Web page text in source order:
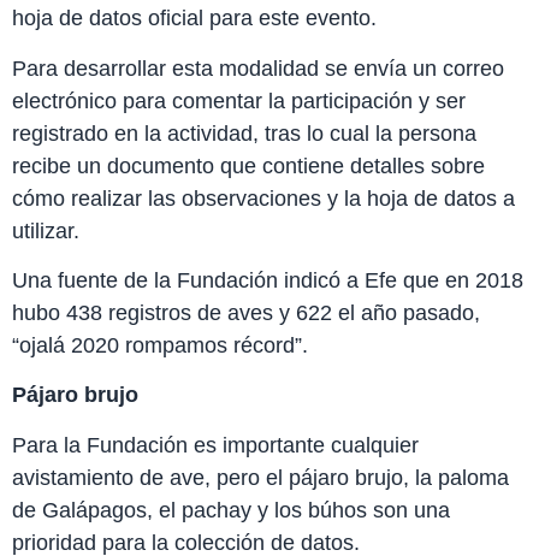
hoja de datos oficial para este evento.
Para desarrollar esta modalidad se envía un correo
electrónico para comentar la participación y ser
registrado en la actividad, tras lo cual la persona
recibe un documento que contiene detalles sobre
cómo realizar las observaciones y la hoja de datos a
utilizar.
Una fuente de la Fundación indicó a Efe que en 2018
hubo 438 registros de aves y 622 el año pasado,
“ojalá 2020 rompamos récord”.
Pájaro brujo
Para la Fundación es importante cualquier
avistamiento de ave, pero el pájaro brujo, la paloma
de Galápagos, el pachay y los búhos son una
prioridad para la colección de datos.